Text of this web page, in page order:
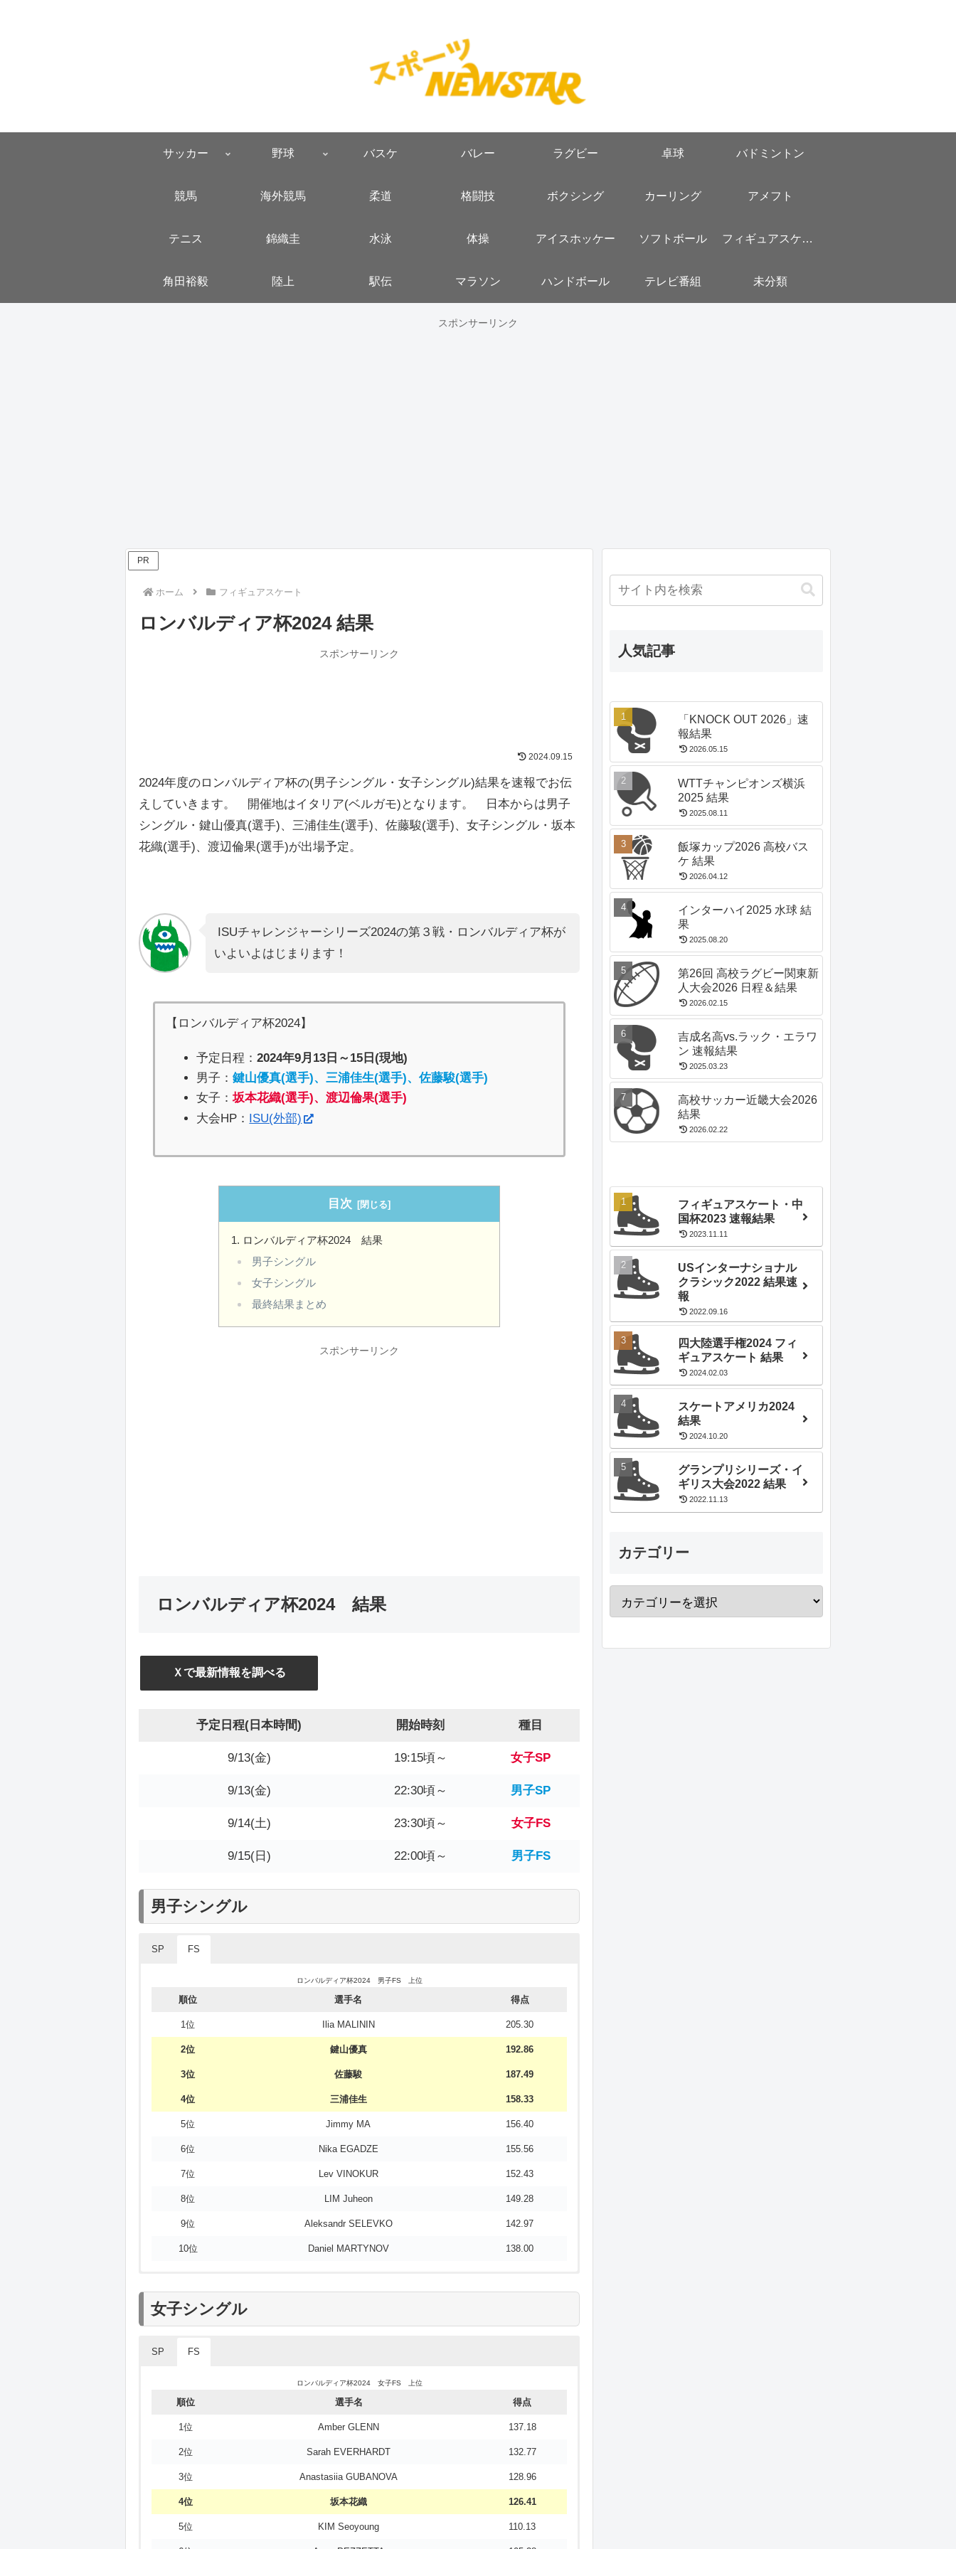
サッカー 野球 バスケ バレー ラグビー 卓球 バドミントン
競馬 海外競馬 柔道 格闘技 ボクシング カーリング アメフト
テニス 錦織圭 水泳 体操 アイスホッケー ソフトボール フィギュアスケート
角田裕毅 陸上 駅伝 マラソン ハンドボール テレビ番組 未分類
スポンサーリンク
PR
ホーム フィギュアスケート
ロンバルディア杯2024 結果
スポンサーリンク
2024.09.15
2024年度のロンバルディア杯の(男子シングル・女子シングル)結果を速報でお伝
えしていきます。 開催地はイタリア(ベルガモ)となります。 日本からは男子
シングル・鍵山優真(選手)、三浦佳生(選手)、佐藤駿(選手)、女子シングル・坂本
花織(選手)、渡辺倫果(選手)が出場予定。
ISUチャレンジャーシリーズ2024の第３戦・ロンバルディア杯が
いよいよはじまります！
【ロンバルディア杯2024】
予定日程：2024年9月13日～15日(現地)
男子：鍵山優真(選手)、三浦佳生(選手)、佐藤駿(選手)
女子：坂本花織(選手)、渡辺倫果(選手)
大会HP： ISU(外部)
目次
ロンバルディア杯2024 結果
男子シングル
女子シングル
最終結果まとめ
スポンサーリンク
ロンバルディア杯2024 結果
Ｘで最新情報を調べる
予定日程(日本時間) 開始時刻 種目
9/13(金) 19:15頃～ 女子SP
9/13(金) 22:30頃～ 男子SP
9/14(土) 23:30頃～ 女子FS
9/15(日) 22:00頃～ 男子FS
男子シングル
SP FS
2位 鍵山優真 98.68
5位 三浦佳生 76.42
ロンバルディア杯2024 男子FS 上位
順位 選手名 得点
1位 Ilia MALININ 205.30
2位 鍵山優真 192.86
3位 佐藤駿 187.49
4位 三浦佳生 158.33
5位 Jimmy MA 156.40
6位 Nika EGADZE 155.56
7位 Lev VINOKUR 152.43
8位 LIM Juheon 149.28
9位 Aleksandr SELEVKO 142.97
10位 Daniel MARTYNOV 138.00
女子シングル
SP FS
4位 Anastasiia GUBANOVA 66.78
5位 Anna PEZZETTA 64.11
ロンバルディア杯2024 女子FS 上位
順位 選手名 得点
1位 Amber GLENN 137.18
2位 Sarah EVERHARDT 132.77
3位 Anastasiia GUBANOVA 128.96
4位 坂本花織 126.41
5位 KIM Seoyoung 110.13
人気記事
「KNOCK OUT 2026」速
報結果
2026.05.15
WTTチャンピオンズ横浜
2025 結果
2025.08.11
飯塚カップ2026 高校バス
ケ 結果
2026.04.12
インターハイ2025 水球 結
果
2025.08.20
第26回 高校ラグビー関東新
人大会2026 日程＆結果
2026.02.15
吉成名高vs.ラック・エラワ
ン 速報結果
2025.03.23
高校サッカー近畿大会2026
結果
2026.02.22
フィギュアスケート・中
国杯2023 速報結果
2023.11.11
USインターナショナル
クラシック2022 結果速
報
2022.09.16
四大陸選手権2024 フィ
ギュアスケート 結果
2024.02.03
スケートアメリカ2024
結果
2024.10.20
グランプリシリーズ・イ
ギリス大会2022 結果
2022.11.13
カテゴリー